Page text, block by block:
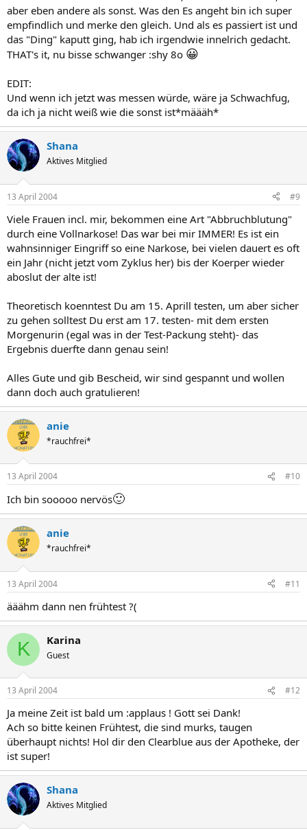
aber eben andere als sonst. Was den Es angeht bin ich super
empfindlich und merke den gleich. Und als es passiert ist und
das "Ding" kaputt ging, hab ich irgendwie innelrich gedacht.
THAT's it, nu bisse schwanger :shy 8o 😀
EDIT:
Und wenn ich jetzt was messen würde, wäre ja Schwachfug,
da ich ja nicht weiß wie die sonst ist*määäh*
Shana
Aktives Mitglied
13 April 2004 #9
Viele Frauen incl. mir, bekommen eine Art "Abbruchblutung"
durch eine Vollnarkose! Das war bei mir IMMER! Es ist ein
wahnsinniger Eingriff so eine Narkose, bei vielen dauert es oft
ein Jahr (nicht jetzt vom Zyklus her) bis der Koerper wieder
aboslut der alte ist!
Theoretisch koenntest Du am 15. Aprill testen, um aber sicher
zu gehen solltest Du erst am 17. testen- mit dem ersten
Morgenurin (egal was in der Test-Packung steht)- das
Ergebnis duerfte dann genau sein!
Alles Gute und gib Bescheid, wir sind gespannt und wollen
dann doch auch gratulieren!
anie
*rauchfrei*
13 April 2004 #10
Ich bin sooooo nervös🙂
anie
*rauchfrei*
13 April 2004 #11
ääähm dann nen frühtest ?(
K Karina
Guest
13 April 2004 #12
Ja meine Zeit ist bald um :applaus ! Gott sei Dank!
Ach so bitte keinen Frühtest, die sind murks, taugen
überhaupt nichts! Hol dir den Clearblue aus der Apotheke, der
ist super!
Shana
Aktives Mitglied